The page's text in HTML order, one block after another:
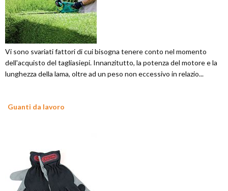
Vi sono svariati fattori di cui bisogna tenere conto nel momento
dell'acquisto del tagliasiepi. Innanzitutto, la potenza del motore e la
lunghezza della lama, oltre ad un peso non eccessivo in relazio...
Guanti da lavoro